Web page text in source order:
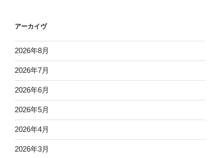
アーカイヴ
2026年8月
2026年7月
2026年6月
2026年5月
2026年4月
2026年3月